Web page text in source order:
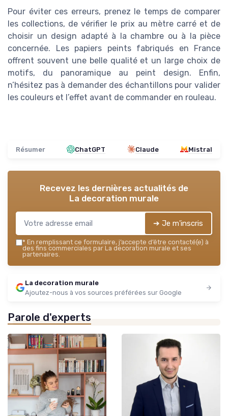
Pour éviter ces erreurs, prenez le temps de comparer
les collections, de vérifier le prix au mètre carré et de
choisir un design adapté à la chambre ou à la pièce
concernée. Les papiers peints fabriqués en France
offrent souvent une belle qualité et un large choix de
motifs, du panoramique au peint design. Enfin,
n’hésitez pas à demander des échantillons pour valider
les couleurs et l’effet avant de commander en rouleau.
Résumer ChatGPT Claude Mistral
Recevez les dernières actualités de
La decoration murale
➔ Je m'inscris
* En remplissant ce formulaire, j’accepte d’être contacté(e) à
des fins commerciales par La decoration murale et ses
partenaires.
La decoration murale
Ajoutez-nous à vos sources préférées sur Google
Parole d'experts